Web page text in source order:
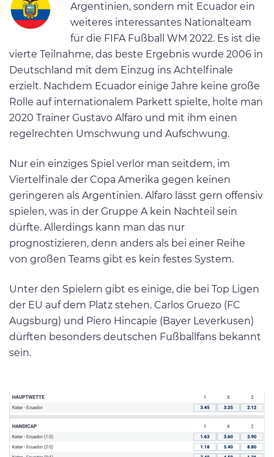
Argentinien, sondern mit Ecuador ein
weiteres interessantes Nationalteam
für die FIFA Fußball WM 2022. Es ist die
vierte Teilnahme, das beste Ergebnis wurde 2006 in
Deutschland mit dem Einzug ins Achtelfinale
erzielt. Nachdem Ecuador einige Jahre keine große
Rolle auf internationalem Parkett spielte, holte man
2020 Trainer Gustavo Alfaro und mit ihm einen
regelrechten Umschwung und Aufschwung.
Nur ein einziges Spiel verlor man seitdem, im
Viertelfinale der Copa Amerika gegen keinen
geringeren als Argentinien. Alfaro lässt gern offensiv
spielen, was in der Gruppe A kein Nachteil sein
dürfte. Allerdings kann man das nur
prognostizieren, denn anders als bei einer Reihe
von großen Teams gibt es kein festes System.
Unter den Spielern gibt es einige, die bei Top Ligen
der EU auf dem Platz stehen. Carlos Gruezo (FC
Augsburg) und Piero Hincapie (Bayer Leverkusen)
dürften besonders deutschen Fußballfans bekannt
sein.